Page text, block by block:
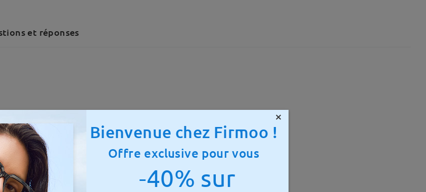
et réponses
×
Bienvenue chez Firmoo !
Offre exclusive pour vous
-40% sur